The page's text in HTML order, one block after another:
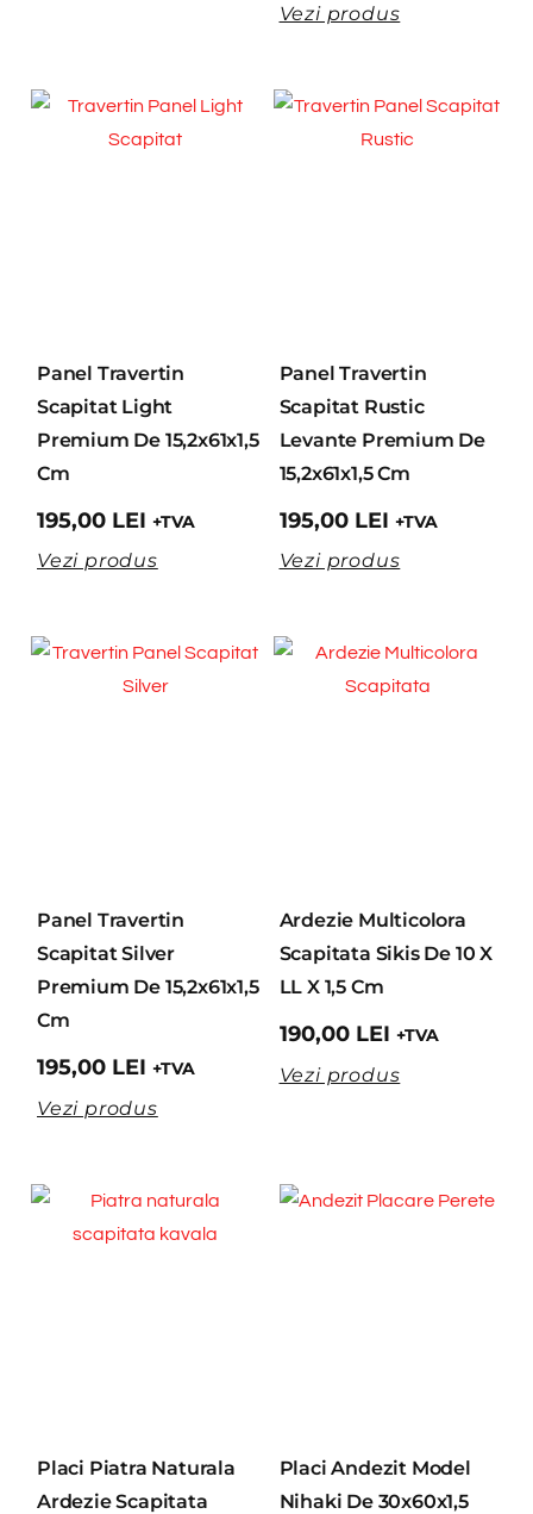
Vezi produs
Panel Travertin
Scapitat Light
Premium De 15,2x61x1,5
Cm
195,00 LEI +TVA
Vezi produs
Panel Travertin
Scapitat Rustic
Levante Premium De
15,2x61x1,5 Cm
195,00 LEI +TVA
Vezi produs
Panel Travertin
Scapitat Silver
Premium De 15,2x61x1,5
Cm
195,00 LEI +TVA
Vezi produs
Ardezie Multicolora
Scapitata Sikis De 10 X
LL X 1,5 Cm
190,00 LEI +TVA
Vezi produs
Placi Piatra Naturala
Ardezie Scapitata
Placi Andezit Model
Nihaki De 30x60x1,5